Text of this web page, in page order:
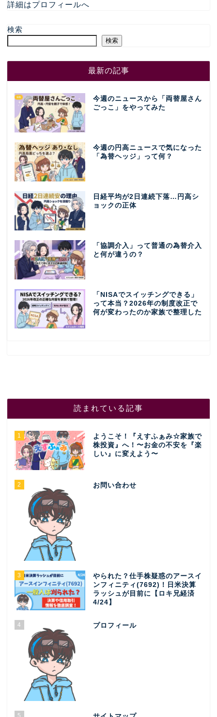
詳細はプロフィールへ
検索
検索
最新の記事
今週のニュースから「両替屋さん
ごっこ」をやってみた
今週の円高ニュースで気になった
「為替ヘッジ」って何？
日経平均が2日連続下落…円高シ
ョックの正体
「協調介入」って普通の為替介入
と何が違うの？
「NISAでスイッチングできる」
って本当？2026年の制度改正で
何が変わったのか家族で整理した
読まれている記事
1
ようこそ！『えすふぁみ☆家族で
株投資』へ！〜お金の不安を『楽
しい』に変えよう〜
2 お問い合わせ
3
やられた？仕手株疑惑のアースイ
ンフィニティ(7692)！日米決算
ラッシュが目前に【ロキ兄経済
4/24】
4 プロフィール
5